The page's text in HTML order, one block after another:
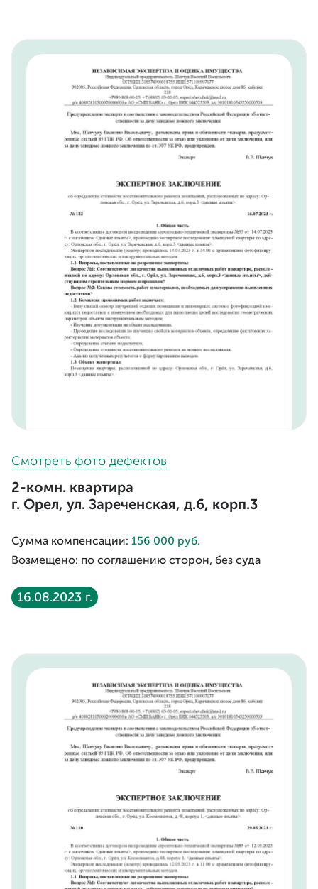
Смотреть фото дефектов
2-комн. квартира
г. Орел, ул. Зареченская, д.6, корп.3
Сумма компенсации: 156 000 руб.
Возмещено: по соглашению сторон, без суда
16.08.2023 г.